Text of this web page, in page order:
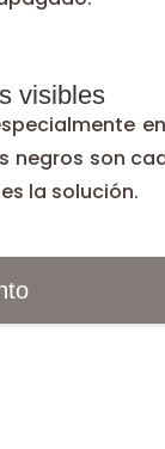
visibles
negros son
la solución.